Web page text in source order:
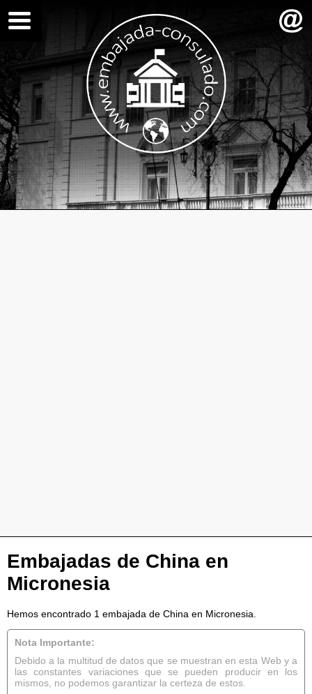
Embajadas de China en
Micronesia
Hemos encontrado 1 embajada de China en Micronesia.
Nota Importante:
Debido a la multitud de datos que se muestran en esta Web y a
las constantes variaciones que se pueden producir en los
mismos, no podemos garantizar la certeza de estos.